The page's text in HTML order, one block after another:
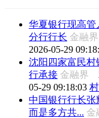
华夏银行现高管
分行行长 金融
2026-05-29
沈阳四家富民村
行承接 金融界
05-29 09:18:03
中国银行行长张
而是多方共...